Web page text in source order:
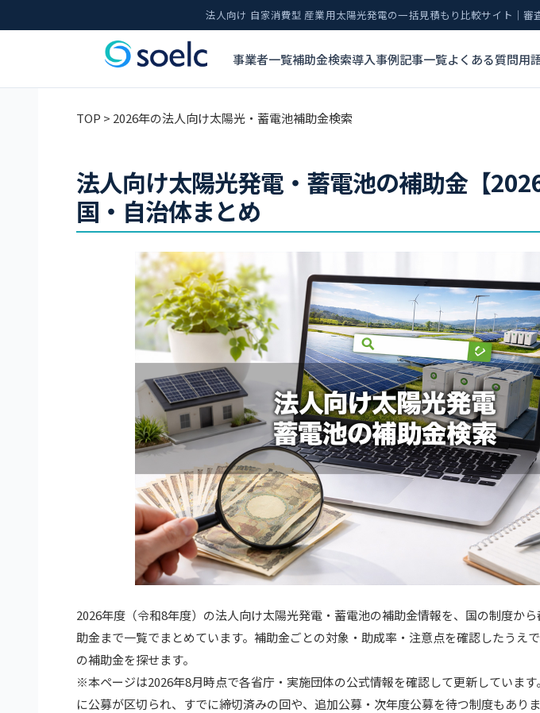
法人向け 自家消費型 産業用太陽光発電の一括見積もり比較サイト｜
事業者一覧補助金検索導入事例記事一覧よくある質問用
TOP > 2026年の法人向け太陽光・蓄電池補助金検索
法人向け太陽光発電・蓄電池の補助金【
国・自治体まとめ
2026年度（令和8年度）の法人向け太陽光発電・蓄電池の補助金情報を、国の制度か
助金まで一覧でまとめています。補助金ごとの対象・助成率・注意点を確認したうえ
の補助金を探せます。
※本ページは2026年8月時点で各省庁・実施団体の公式情報を確認して更新していま
に公募が区切られ、すでに締切済みの回や、追加公募・次年度公募を待つ制度もあり